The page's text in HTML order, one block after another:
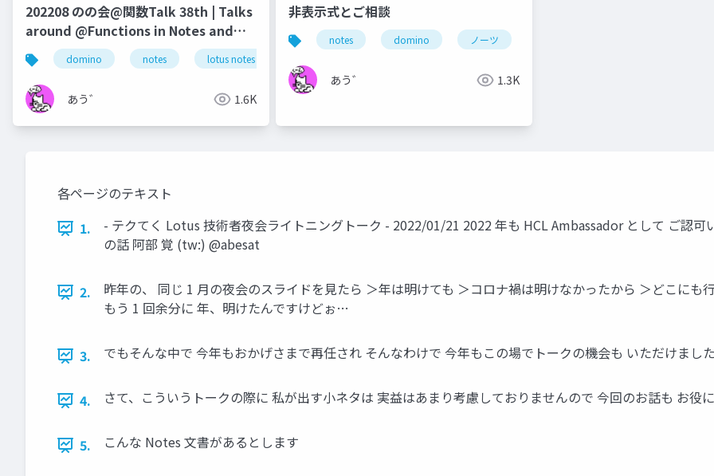
202208 のの会@関数Talk 38th | Talks
around @Functions in Notes and
Dominodomino notes lotus notes
あう゛ 1.6K
非表示式とご相談
notes domino ノーツ
あう゛ 1.3K
各ページのテキスト
1.
- テクてく Lotus 技術者夜会ライトニングトーク - 2022/01/21 2022 年も HCL Ambassador として ご認
の話 阿部 覚 (tw:) @abesat
2.
昨年の、 同じ 1 月の夜会のスライドを見たら ＞年は明けても ＞コロナ禍は明けなかったから ＞どこに
もう 1 回余分に 年、明けたんですけどぉ…
3. でもそんな中で 今年もおかげさまで再任され そんなわけで 今年もこの場でトークの機会も いただけました
4. さて、こういうトークの際に 私が出す小ネタは 実益はあまり考慮しておりませんので 今回のお話も お役
5. こんな Notes 文書があるとします